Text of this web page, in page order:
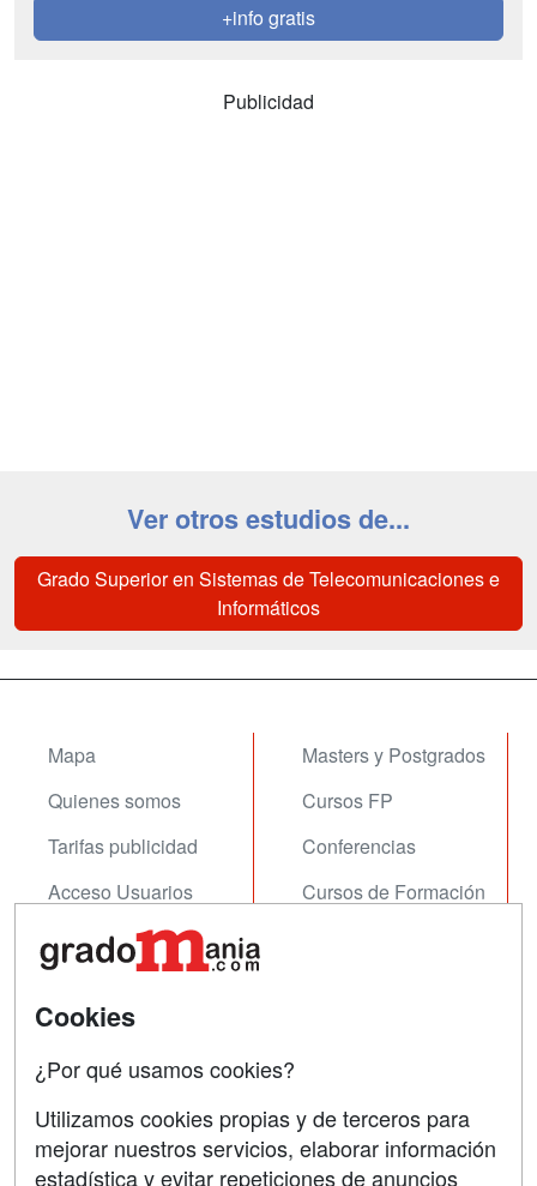
+info gratis
Publicidad
Ver otros estudios de...
Grado Superior en Sistemas de Telecomunicaciones e
Informáticos
Mapa
Quienes somos
Tarifas publicidad
Acceso Usuarios
Acceso Centros
Masters y Postgrados
Cursos FP
Conferencias
Cursos de Formación
Contactar
Copyleft
Cookies
¿Por qué usamos cookies?
Utilizamos cookies propias y de terceros para
mejorar nuestros servicios, elaborar información
estadística y evitar repeticiones de anuncios